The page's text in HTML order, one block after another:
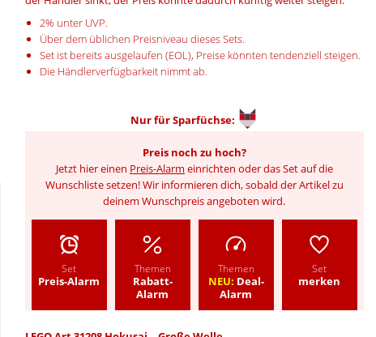
2% unter UVP.
Über dem üblichen Preisniveau dieses Sets.
Set ist bereits ausgelaufen (EOL), Preise könnten tendenziell steigen.
Die Händlerverfügbarkeit nimmt ab.
Nur fürSparfüchse:
Preis noch zu hoch?
Jetzt hier einen Preis-Alarm einrichten oder das Set auf die
Wunschliste setzen! Wir informieren dich, sobald der Artikel zu
deinem Wunschpreis angeboten wird.
Set
Preis-Alarm
Themen
Rabatt-
Alarm
Themen
NEU: Deal-
Alarm
Set
merken